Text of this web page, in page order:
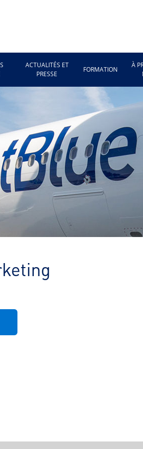
ACTUALITÉS ET
PRESSE
FORMATION
À